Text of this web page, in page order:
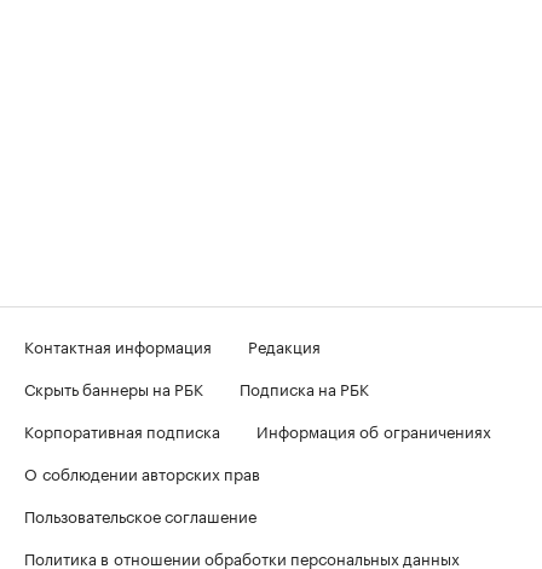
Контактная информация
Редакция
Скрыть баннеры на РБК
Подписка на РБК
Корпоративная подписка
Информация об ограничениях
О соблюдении авторских прав
Пользовательское соглашение
Политика в отношении обработки персональных данных